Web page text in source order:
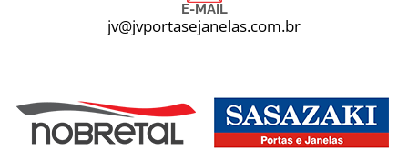
E-MAIL
jv@jvportasejanelas.com.br